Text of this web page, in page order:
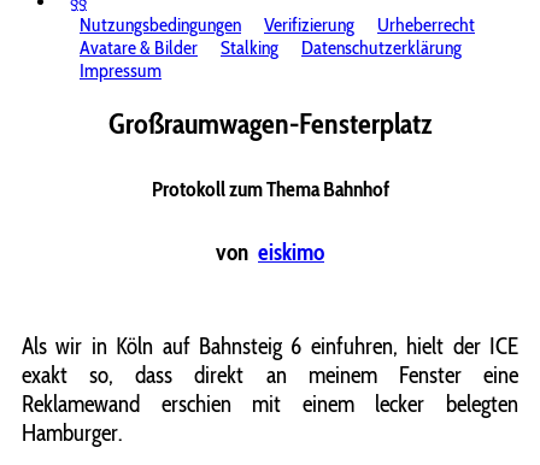
Nutzungsbedingungen
Verifizierung
Urheberrecht
Avatare & Bilder
Stalking
Datenschutzerklärung
Impressum
Großraumwagen-Fensterplatz
Protokoll zum Thema Bahnhof
von eiskimo
Als wir in Köln auf Bahnsteig 6 einfuhren, hielt der ICE
exakt so, dass direkt an meinem Fenster eine
Reklamewand erschien mit einem lecker belegten
Hamburger.